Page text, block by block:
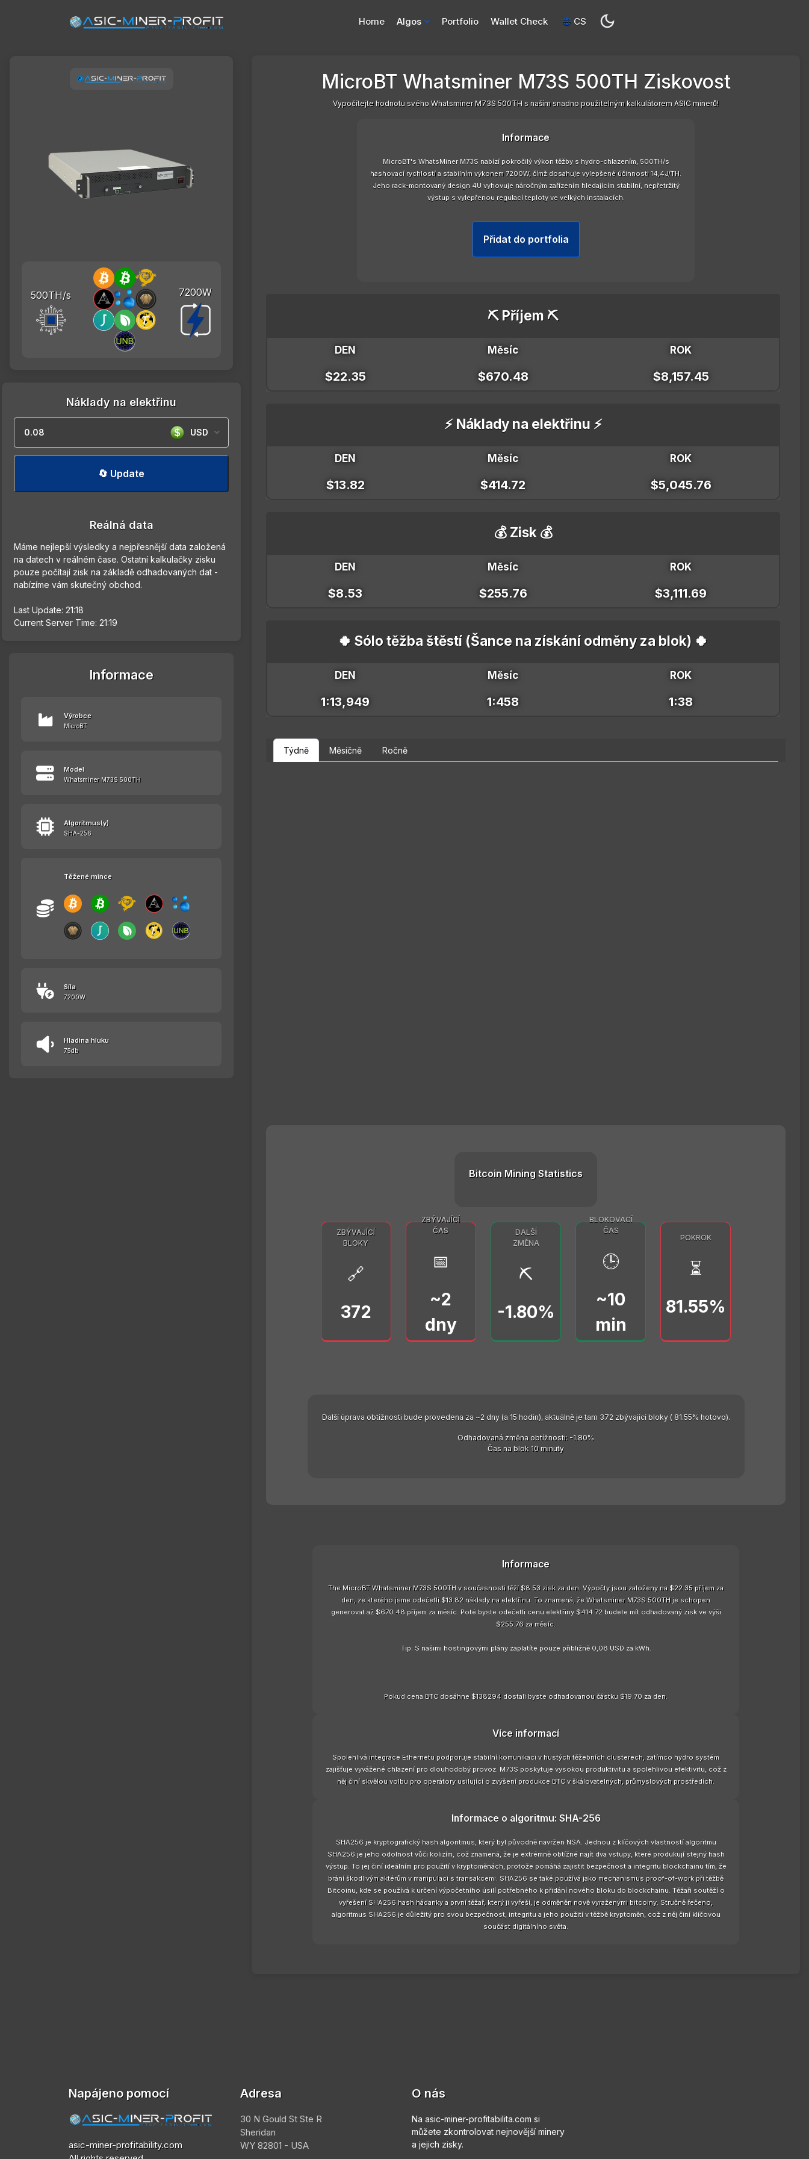
Home Algos Portfolio Wallet Check CS
500TH/s 7200W
Náklady na elektřinu
USD
🔄 Update
Reálná data
Máme nejlepší výsledky a nejpřesnější data založená
na datech v reálném čase. Ostatní kalkulačky zisku
pouze počítají zisk na základě odhadovaných dat -
nabízíme vám skutečný obchod.
Last Update: 21:18
Current Server Time: 21:19
Informace
Výrobce
MicroBT
Model
Whatsminer M73S 500TH
Algoritmus(y)
SHA-256
Těžené mince
Síla
7200W
Hladina hluku
75db
MicroBT Whatsminer M73S 500TH Ziskovost
Vypočítejte hodnotu svého Whatsminer M73S 500TH s naším snadno použitelným kalkulátorem ASIC minerů!
Informace
MicroBT's WhatsMiner M73S nabízí pokročilý výkon těžby s hydro-chlazením, 500TH/s
hashovací rychlostí a stabilním výkonem 7200W, čímž dosahuje vylepšené účinnosti 14,4J/TH.
Jeho rack-montovaný design 4U vyhovuje náročným zařízením hledajícím stabilní, nepřetržitý
výstup s vylepřenou regulací teploty ve velkých instalacích.
Přidat do portfolia
⛏️ Příjem ⛏️
DEN Měsíc ROK
$22.35 $670.48 $8,157.45
⚡ Náklady na elektřinu ⚡
DEN Měsíc ROK
$13.82 $414.72 $5,045.76
💰 Zisk 💰
DEN Měsíc ROK
$8.53 $255.76 $3,111.69
🍀 Sólo těžba štěstí (Šance na získání odměny za blok) 🍀
DEN Měsíc ROK
1:13,949 1:458 1:38
Týdně Měsíčně Ročně
Bitcoin Mining Statistics
ZBÝVAJÍCÍ
BLOKY
🔗
372
ZBÝVAJÍCÍ
ČAS
📅
~2
dny
DALŠÍ
ZMĚNA
⛏️
-1.80%
BLOKOVACÍ
ČAS
🕒
~10
min
POKROK
⏳
81.55%
Další úprava obtížnosti bude provedena za ~2 dny (a 15 hodin), aktuálně je tam 372 zbývající bloky ( 81.55% hotovo).
Odhadovaná změna obtížnosti: -1.80%
Čas na blok 10 minuty
Informace
The MicroBT Whatsminer M73S 500TH v současnosti těží $8.53 zisk za den. Výpočty jsou založeny na $22.35 příjem za
den, ze kterého jsme odečetli $13.82 náklady na elektřinu. To znamená, že Whatsminer M73S 500TH je schopen
generovat až $670.48 příjem za měsíc. Poté byste odečetli cenu elektřiny $414.72 budete mít odhadovaný zisk ve výši
$255.76 za měsíc.
Tip: S našimi hostingovými plány zaplatíte pouze přibližně 0,08 USD za kWh.
Pokud cena BTC dosáhne $138294 dostali byste odhadovanou částku $19.70 za den.
Více informací
Spolehlivá integrace Ethernetu podporuje stabilní komunikaci v hustých těžebních clusterech, zatímco hydro systém
zajišťuje vyvážené chlazení pro dlouhodobý provoz. M73S poskytuje vysokou produktivitu a spolehlivou efektivitu, což z
něj činí skvělou volbu pro operátory usilující o zvýšení produkce BTC v škálovatelných, průmyslových prostředích.
Informace o algoritmu: SHA-256
SHA256 je kryptografický hash algoritmus, který byl původně navržen NSA. Jednou z klíčových vlastností algoritmu
SHA256 je jeho odolnost vůči kolizím, což znamená, že je extrémně obtížné najít dva vstupy, které produkují stejný hash
výstup. To jej činí ideálním pro použití v kryptoměnách, protože pomáhá zajistit bezpečnost a integritu blockchainu tím, že
brání škodlivým aktérům v manipulaci s transakcemi. SHA256 se také používá jako mechanismus proof-of-work při těžbě
Bitcoinu, kde se používá k určení výpočetního úsilí potřebného k přidání nového bloku do blockchainu. Těžaři soutěží o
vyřešení SHA256 hash hádanky a první těžař, který ji vyřeší, je odměněn nově vyraženými bitcoiny. Stručně řečeno,
algoritmus SHA256 je důležitý pro svou bezpečnost, integritu a jeho použití v těžbě kryptoměn, což z něj činí klíčovou
součást digitálního světa.
Napájeno pomocí
asic-miner-profitability.com
Adresa
30 N Gould St Ste R
Sheridan
WY 82801 - USA
O nás
Na asic-miner-profitabilita.com si
můžete zkontrolovat nejnovější minery
a jejich zisky.